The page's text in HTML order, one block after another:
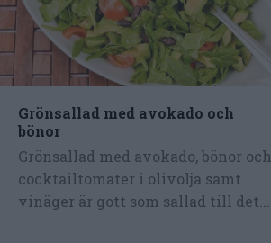
Grönsallad med avokado och
bönor
Grönsallad med avokado, bönor och
cocktailtomater i olivolja samt
vinäger är gott som sallad till det...